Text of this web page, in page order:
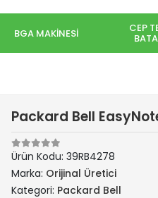
BGA MAKİNESİ CEP
Packard Bell
Ürün Kodu: 39RB4278
Marka: Orijinal Üretici
Kategori: Packard Bell